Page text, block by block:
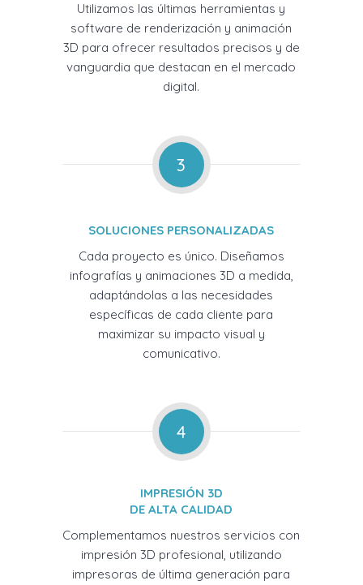
Utilizamos las últimas herramientas y
software de renderización y animación
3D para ofrecer resultados precisos y de
vanguardia que destacan en el mercado
digital.
3
SOLUCIONES PERSONALIZADAS
Cada proyecto es único. Diseñamos
infografías y animaciones 3D a medida,
adaptándolas a las necesidades
específicas de cada cliente para
maximizar su impacto visual y
comunicativo.
4
IMPRESIÓN 3D
DE ALTA CALIDAD
Complementamos nuestros servicios con
impresión 3D profesional, utilizando
impresoras de última generación para